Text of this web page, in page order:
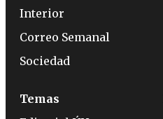
Interior
Correo Semanal
Sociedad
Temas